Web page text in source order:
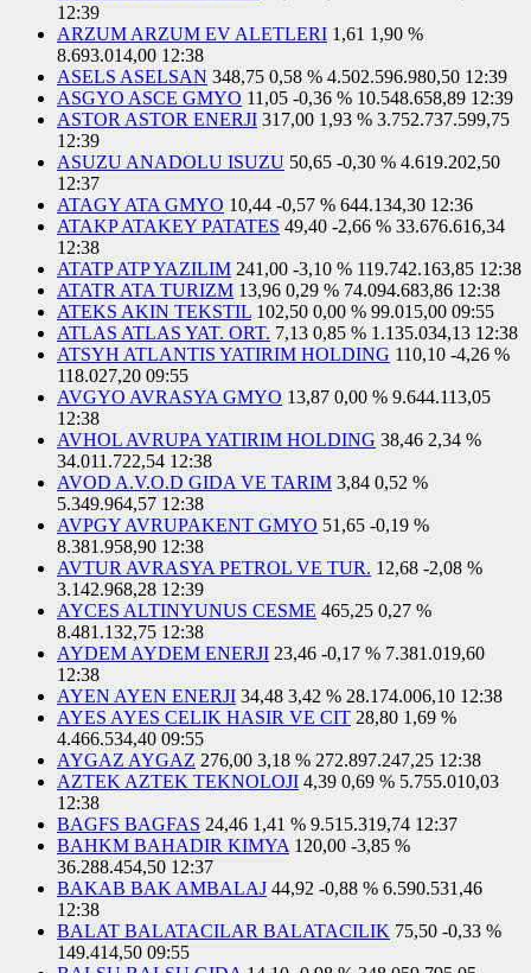
12:39
ARZUM ARZUM EV ALETLERI 1,61 1,90 %
8.693.014,00 12:38
ASELS ASELSAN 348,75 0,58 % 4.502.596.980,50 12:39
ASGYO ASCE GMYO 11,05 -0,36 % 10.548.658,89 12:39
ASTOR ASTOR ENERJI 317,00 1,93 % 3.752.737.599,75
12:39
ASUZU ANADOLU ISUZU 50,65 -0,30 % 4.619.202,50
12:37
ATAGY ATA GMYO 10,44 -0,57 % 644.134,30 12:36
ATAKP ATAKEY PATATES 49,40 -2,66 % 33.676.616,34
12:38
ATATP ATP YAZILIM 241,00 -3,10 % 119.742.163,85 12:38
ATATR ATA TURIZM 13,96 0,29 % 74.094.683,86 12:38
ATEKS AKIN TEKSTIL 102,50 0,00 % 99.015,00 09:55
ATLAS ATLAS YAT. ORT. 7,13 0,85 % 1.135.034,13 12:38
ATSYH ATLANTIS YATIRIM HOLDING 110,10 -4,26 %
118.027,20 09:55
AVGYO AVRASYA GMYO 13,87 0,00 % 9.644.113,05
12:38
AVHOL AVRUPA YATIRIM HOLDING 38,46 2,34 %
34.011.722,54 12:38
AVOD A.V.O.D GIDA VE TARIM 3,84 0,52 %
5.349.964,57 12:38
AVPGY AVRUPAKENT GMYO 51,65 -0,19 %
8.381.958,90 12:38
AVTUR AVRASYA PETROL VE TUR. 12,68 -2,08 %
3.142.968,28 12:39
AYCES ALTINYUNUS CESME 465,25 0,27 %
8.481.132,75 12:38
AYDEM AYDEM ENERJI 23,46 -0,17 % 7.381.019,60
12:38
AYEN AYEN ENERJI 34,48 3,42 % 28.174.006,10 12:38
AYES AYES CELIK HASIR VE CIT 28,80 1,69 %
4.466.534,40 09:55
AYGAZ AYGAZ 276,00 3,18 % 272.897.247,25 12:38
AZTEK AZTEK TEKNOLOJI 4,39 0,69 % 5.755.010,03
12:38
BAGFS BAGFAS 24,46 1,41 % 9.515.319,74 12:37
BAHKM BAHADIR KIMYA 120,00 -3,85 %
36.288.454,50 12:37
BAKAB BAK AMBALAJ 44,92 -0,88 % 6.590.531,46
12:38
BALAT BALATACILAR BALATACILIK 75,50 -0,33 %
149.414,50 09:55